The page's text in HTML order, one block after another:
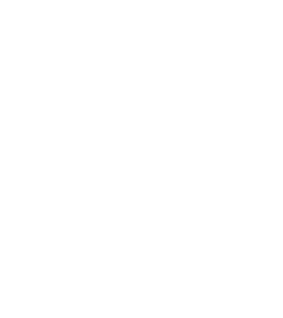
ciento de médicos especialistas